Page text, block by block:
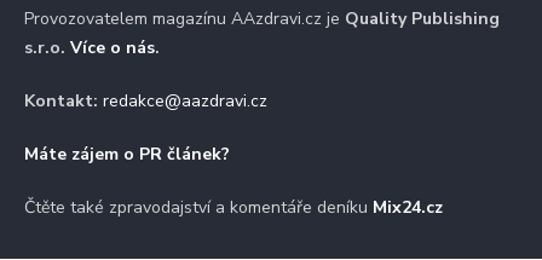
Provozovatelem magazínu AAzdravi.cz je Quality Publishing
s.r.o. Více o nás.
Kontakt: redakce@aazdravi.cz
Máte zájem o PR článek?
Čtěte také zpravodajství a komentáře deníku Mix24.cz